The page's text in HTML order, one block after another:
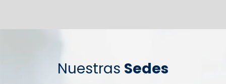
Nuestras Sedes